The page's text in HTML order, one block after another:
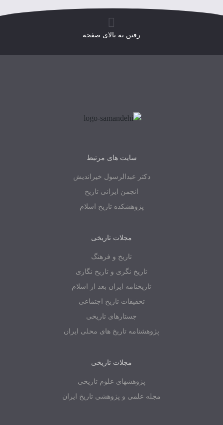
رفتن به بالای صفحه
سایت های مرتبط
دکتر عبدالرسول خیراندیش
انجمن ایرانی تاریخ
پژوهشکده تاریخ اسلام
مجلات تاریخی
تاریخ و فرهنگ
تاریخ نگری و تاریخ نگاری
تاریخنامه ایران بعد از اسلام
تحقیقات تاریخ اجتماعی
جستارهای تاریخی
پژوهشنامه تاریخ های محلی ایران
مجلات تاریخی
پژوهشهای علوم تاریخی
مجله علمی و پژوهشی تاریخ ایران